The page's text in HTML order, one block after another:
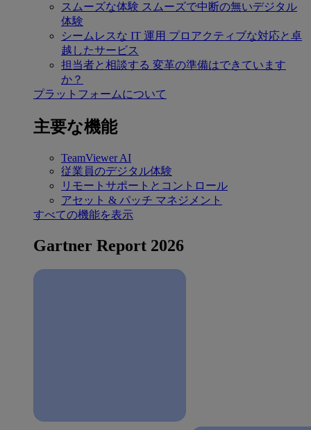
スムーズな体験 スムーズで中断の無いデジタル
体験
シームレスな IT 運用 プロアクティブな対応と卓
越したサービス
担当者と相談する 変革の準備はできています
か？
プラットフォームについて
主要な機能
TeamViewer AI
従業員のデジタル体験
リモートサポートとコントロール
アセット & パッチ マネジメント
すべての機能を表示
Gartner Report 2026